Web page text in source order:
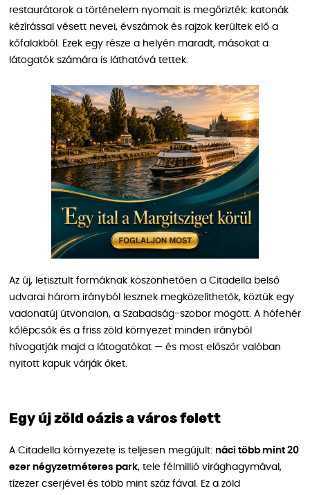
restaurátorok a történelem nyomait is megőrizték: katonák
kézírással vésett nevei, évszámok és rajzok kerültek elő a
kőfalakból. Ezek egy része a helyén maradt, másokat a
látogatók számára is láthatóvá tettek.
Az új, letisztult formáknak köszönhetően a Citadella belső
udvarai három irányból lesznek megközelíthetők, köztük egy
vadonatúj útvonalon, a Szabadság-szobor mögött. A hófehér
kőlépcsők és a friss zöld környezet minden irányból
hívogatják majd a látogatókat — és most először valóban
nyitott kapuk várják őket.
Egy új zöld oázis a város felett
A Citadella környezete is teljesen megújult: náci több mint 20
ezer négyzetméteres park, tele félmillió virághagymával,
tízezer cserjével és több mint száz fával. Ez a zöld